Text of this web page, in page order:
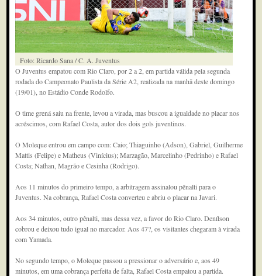
Foto: Ricardo Sana / C. A. Juventus
O Juventus empatou com Rio Claro, por 2 a 2, em partida válida pela segunda
rodada do Campeonato Paulista da Série A2, realizada na manhã deste domingo
(19/01), no Estádio Conde Rodolfo.
O time grená saiu na frente, levou a virada, mas buscou a igualdade no placar nos
acréscimos, com Rafael Costa, autor dos dois gols juventinos.
O Moleque entrou em campo com: Caio; Thiaguinho (Adson), Gabriel, Guilherme
Mattis (Felipe) e Matheus (Vinícius); Marzagão, Marcelinho (Pedrinho) e Rafael
Costa; Nathan, Magrão e Cesinha (Rodrigo).
Aos 11 minutos do primeiro tempo, a arbitragem assinalou pênalti para o
Juventus. Na cobrança, Rafael Costa converteu e abriu o placar na Javari.
Aos 34 minutos, outro pênalti, mas dessa vez, a favor do Rio Claro. Denílson
cobrou e deixou tudo igual no marcador. Aos 47?, os visitantes chegaram à virada
com Yamada.
No segundo tempo, o Moleque passou a pressionar o adversário e, aos 49
minutos, em uma cobrança perfeita de falta, Rafael Costa empatou a partida.